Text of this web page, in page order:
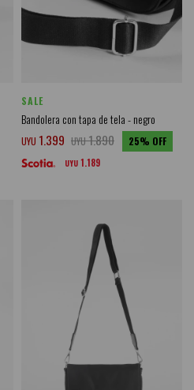
SALE
Bandolera con tapa de tela - negro
UYU 1.399 UYU1.890 25
UYU 1.189